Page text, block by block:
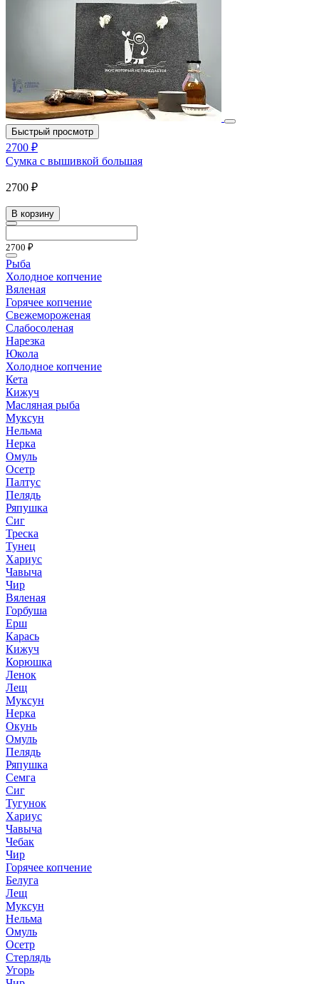
Быстрый просмотр
2700 ₽
Сумка с вышивкой большая
2700 ₽
В корзину
2700 ₽
Рыба
Холодное копчение
Вяленая
Горячее копчение
Свежемороженая
Слабосоленая
Нарезка
Юкола
Холодное копчение
Кета
Кижуч
Масляная рыба
Муксун
Нельма
Нерка
Омуль
Осетр
Палтус
Пелядь
Ряпушка
Сиг
Треска
Тунец
Хариус
Чавыча
Чир
Вяленая
Горбуша
Ерш
Карась
Кижуч
Корюшка
Ленок
Лещ
Муксун
Нерка
Окунь
Омуль
Пелядь
Ряпушка
Семга
Сиг
Тугунок
Хариус
Чавыча
Чебак
Чир
Горячее копчение
Белуга
Лещ
Муксун
Нельма
Омуль
Осетр
Стерлядь
Угорь